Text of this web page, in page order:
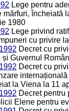
Lege pentru
mărfuri, încheiată
1980
Lege privind
cu privire
Decret cu
și Guvernul
Decret cu
la Viena la 11
Decret
Elene pentru